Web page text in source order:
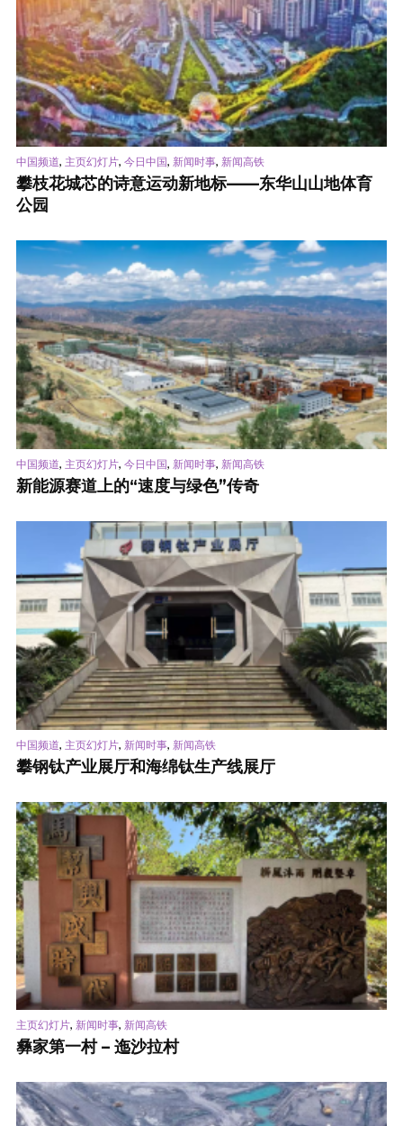
中国频道, 主页幻灯片, 今日中国, 新闻时事, 新闻高铁
攀枝花城芯的诗意运动新地标——东华山山地体育
公园
中国频道, 主页幻灯片, 今日中国, 新闻时事, 新闻高铁
新能源赛道上的“速度与绿色”传奇
中国频道, 主页幻灯片, 新闻时事, 新闻高铁
攀钢钛产业展厅和海绵钛生产线展厅
主页幻灯片, 新闻时事, 新闻高铁
彝家第一村 – 迤沙拉村